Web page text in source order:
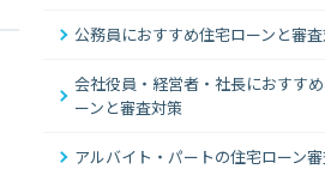
公務員におすすめ住宅ローンと審
会社役員・経営者・社長におすす
ーンと審査対策
アルバイト・パートの住宅ローン